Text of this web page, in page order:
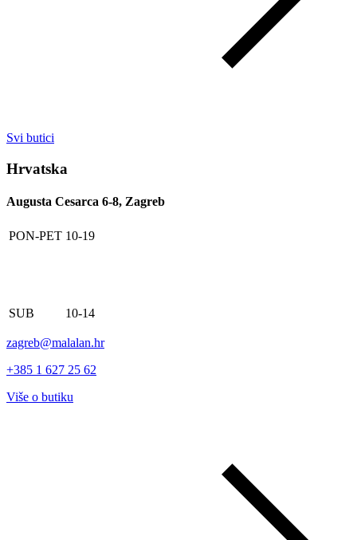
Svi butici
Hrvatska
Augusta Cesarca 6-8, Zagreb
PON-PET 10-19
SUB 10-14
zagreb@malalan.hr
+385 1 627 25 62
Više o butiku